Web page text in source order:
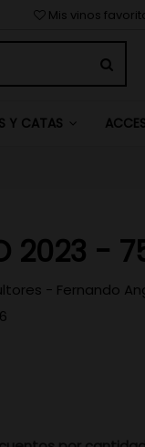
Mis vinos
Y CATAS
2023 -
- Fernando